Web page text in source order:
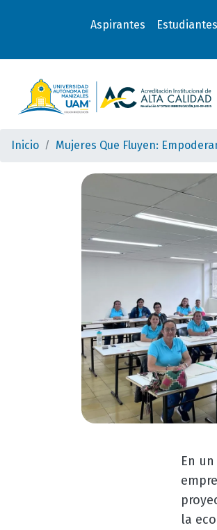
Aspirantes Estudiantes
Inicio Mujeres Que Fluyen:
En
la